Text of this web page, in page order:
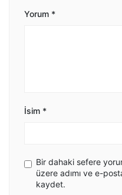
Yorum *
İsim *
Bir dahaki sefere
üzere adımı ve e-
kaydet.